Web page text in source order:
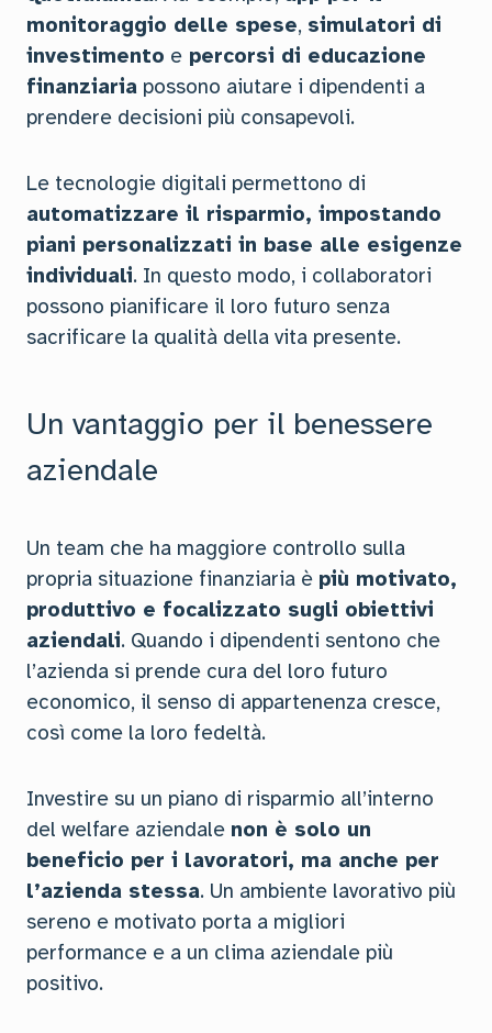
monitoraggio delle spese, simulatori di
investimento e percorsi di educazione
finanziaria possono aiutare i dipendenti a
prendere decisioni più consapevoli.
Le tecnologie digitali permettono di
automatizzare il risparmio, impostando
piani personalizzati in base alle esigenze
individuali. In questo modo, i collaboratori
possono pianificare il loro futuro senza
sacrificare la qualità della vita presente.
Un vantaggio per il benessere
aziendale
Un team che ha maggiore controllo sulla
propria situazione finanziaria è più motivato,
produttivo e focalizzato sugli obiettivi
aziendali. Quando i dipendenti sentono che
l’azienda si prende cura del loro futuro
economico, il senso di appartenenza cresce,
così come la loro fedeltà.
Investire su un piano di risparmio all’interno
del welfare aziendale non è solo un
beneficio per i lavoratori, ma anche per
l’azienda stessa. Un ambiente lavorativo più
sereno e motivato porta a migliori
performance e a un clima aziendale più
positivo.